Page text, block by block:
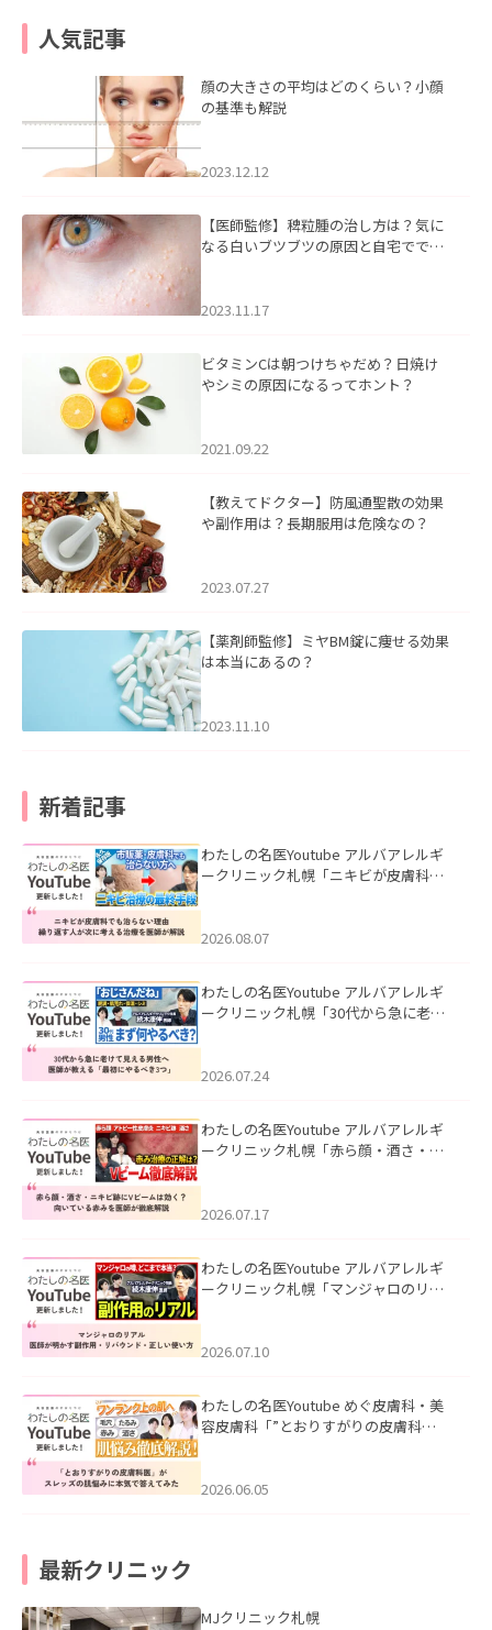
人気記事
顔の大きさの平均はどのくらい？小顔
の基準も解説
2023.12.12
【医師監修】稗粒腫の治し方は？気に
なる白いブツブツの原因と自宅ででき
2023.11.17
ビタミンCは朝つけちゃだめ？日焼け
やシミの原因になるってホント？
2021.09.22
【教えてドクター】防風通聖散の効果
や副作用は？長期服用は危険なの？
2023.07.27
【薬剤師監修】ミヤBM錠に痩せる効果
は本当にあるの？
2023.11.10
新着記事
わたしの名医Youtube アルバアレルギ
ークリニック札幌「ニキビが皮膚科で
ました。
2026.08.07
わたしの名医Youtube アルバアレルギ
ークリニック札幌「30代から急に老け
た。
2026.07.24
わたしの名医Youtube アルバアレルギ
ークリニック札幌「赤ら顔・酒さ・ニ
した。
2026.07.17
わたしの名医Youtube アルバアレルギ
ークリニック札幌「マンジャロのリア
た。
2026.07.10
わたしの名医Youtube めぐ皮膚科・美
容皮膚科「”とおりすがりの皮膚科
2026.06.05
最新クリニック
MJクリニック札幌